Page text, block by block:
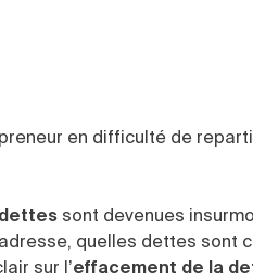
en difficulté de
dettes sont devenues
quelles dettes sont
sur l’effacement de la